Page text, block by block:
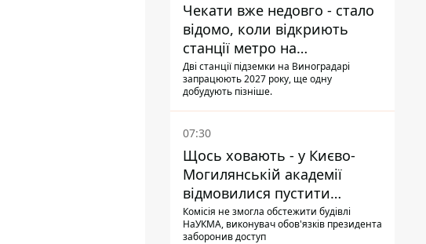
Чекати вже недовго - стало
відомо, коли відкриють
станції метро на
Виноградарі
Дві станції підземки на Виноградарі
запрацюють 2027 року, ще одну
добудують пізніше.
07:30
Щось ховають - у Києво-
Могилянській академії
відмовилися пустити
комісію з охорони пам'яток
на територію
Комісія не змогла обстежити будівлі
НаУКМА, виконувач обов'язків президента
заборонив доступ